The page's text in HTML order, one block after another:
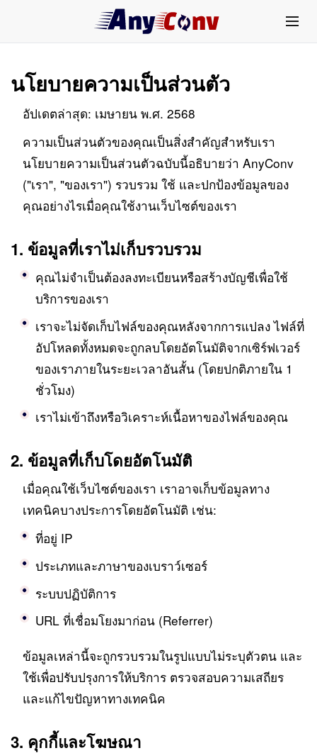
นโยบายความเป็นส่วนตัว
อัปเดตล่าสุด: เมษายน พ.ศ. 2568
ความเป็นส่วนตัวของคุณเป็นสิ่งสำคัญสำหรับเรา
นโยบายความเป็นส่วนตัวฉบับนี้อธิบายว่า AnyConv
("เรา", "ของเรา") รวบรวม ใช้ และปกป้องข้อมูลของ
คุณอย่างไรเมื่อคุณใช้งานเว็บไซต์ของเรา
1. ข้อมูลที่เราไม่เก็บรวบรวม
คุณไม่จำเป็นต้องลงทะเบียนหรือสร้างบัญชีเพื่อใช้
บริการของเรา
เราจะไม่จัดเก็บไฟล์ของคุณหลังจากการแปลง ไฟล์ที่
อัปโหลดทั้งหมดจะถูกลบโดยอัตโนมัติจากเซิร์ฟเวอร์
ของเราภายในระยะเวลาอันสั้น (โดยปกติภายใน 1
ชั่วโมง)
เราไม่เข้าถึงหรือวิเคราะห์เนื้อหาของไฟล์ของคุณ
2. ข้อมูลที่เก็บโดยอัตโนมัติ
เมื่อคุณใช้เว็บไซต์ของเรา เราอาจเก็บข้อมูลทาง
เทคนิคบางประการโดยอัตโนมัติ เช่น:
ที่อยู่ IP
ประเภทและภาษาของเบราว์เซอร์
ระบบปฏิบัติการ
URL ที่เชื่อมโยงมาก่อน (Referrer)
ข้อมูลเหล่านี้จะถูกรวบรวมในรูปแบบไม่ระบุตัวตน และ
ใช้เพื่อปรับปรุงการให้บริการ ตรวจสอบความเสถียร
และแก้ไขปัญหาทางเทคนิค
3. คุกกี้และโฆษณา